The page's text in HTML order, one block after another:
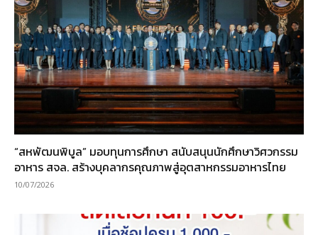
“สหพัฒนพิบูล” มอบทุนการศึกษา สนับสนุนนักศึกษาวิศวกรรม
อาหาร สจล. สร้างบุคลากรคุณภาพสู่อุตสาหกรรมอาหารไทย
10/07/2026